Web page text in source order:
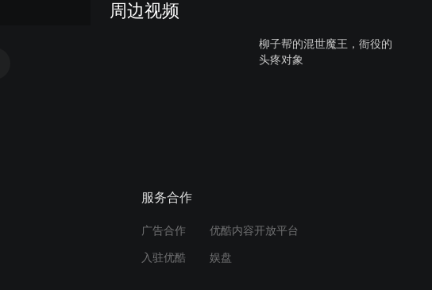
周边视频
柳子帮的混世魔王，衙役的
头疼对象
若彤见面 特务前去堵人
服务合作
广告合作 优酷内容开放平台
入驻优酷 娱盘